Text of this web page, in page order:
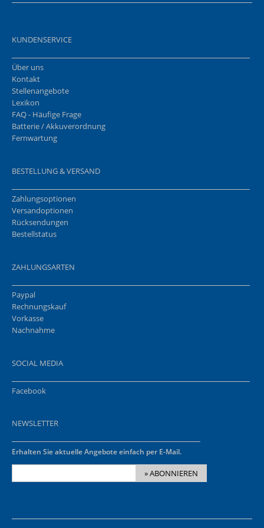
KUNDENSERVICE
Über uns
Kontakt
Stellenangebote
Lexikon
FAQ - Häufige Frage
Batterie / Akkuverordnung
Fernwartung
BESTELLUNG & VERSAND
Zahlungsoptionen
Versandoptionen
Rücksendungen
Bestellstatus
ZAHLUNGSARTEN
Paypal
Rechnungskauf
Vorkasse
Nachnahme
SOCIAL MEDIA
Facebook
NEWSLETTER
Erhalten Sie aktuelle Angebote einfach per E-Mail.
» ABONNIEREN